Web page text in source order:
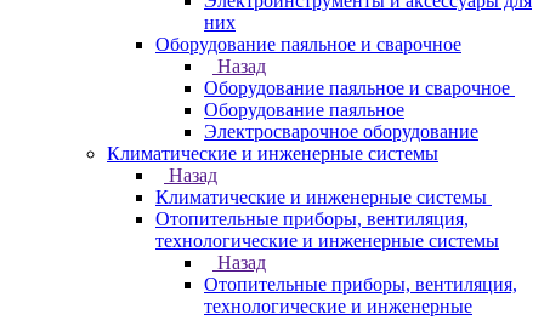
них
Оборудование паяльное и сварочное
Назад
Оборудование паяльное и сварочное
Оборудование паяльное
Электросварочное оборудование
Климатические и инженерные системы
Назад
Климатические и инженерные системы
Отопительные приборы, вентиляция,
технологические и инженерные системы
Назад
Отопительные приборы, вентиляция,
технологические и инженерные